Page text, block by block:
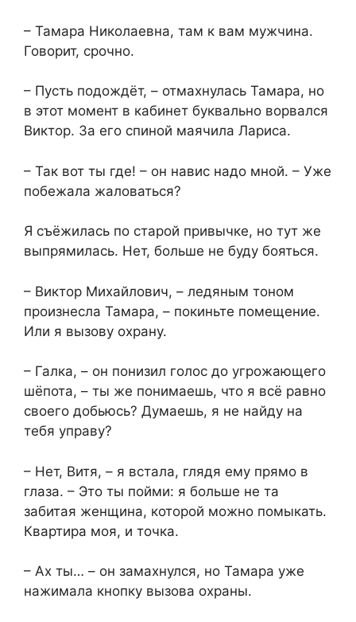
– Тамара Николаевна, там к вам мужчина.
Говорит, срочно.
– Пусть подождёт, – отмахнулась Тамара, но
в этот момент в кабинет буквально ворвался
Виктор. За его спиной маячила Лариса.
– Так вот ты где! – он навис надо мной. – Уже
побежала жаловаться?
Я съёжилась по старой привычке, но тут же
выпрямилась. Нет, больше не буду бояться.
– Виктор Михайлович, – ледяным тоном
произнесла Тамара, – покиньте помещение.
Или я вызову охрану.
– Галка, – он понизил голос до угрожающего
шёпота, – ты же понимаешь, что я всё равно
своего добьюсь? Думаешь, я не найду на
тебя управу?
– Нет, Витя, – я встала, глядя ему прямо в
глаза. – Это ты пойми: я больше не та
забитая женщина, которой можно помыкать.
Квартира моя, и точка.
– Ах ты… – он замахнулся, но Тамара уже
нажимала кнопку вызова охраны.